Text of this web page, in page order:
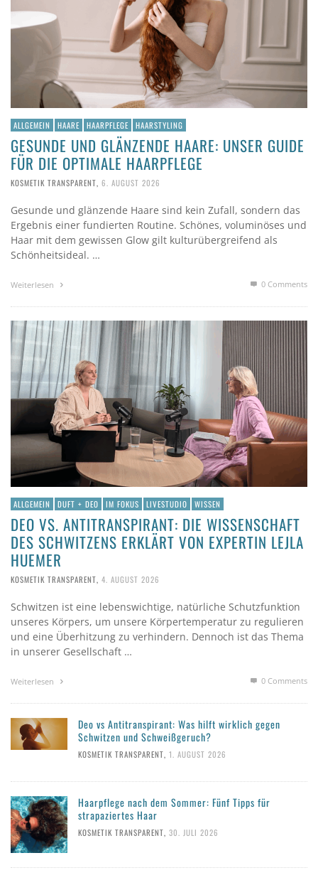
ALLGEMEIN HAARE HAARPFLEGE HAARSTYLING
GESUNDE UND GLÄNZENDE HAARE: UNSER GUIDE
FÜR DIE OPTIMALE HAARPFLEGE
KOSMETIK TRANSPARENT, 6. AUGUST 2026
Gesunde und glänzende Haare sind kein Zufall, sondern das
Ergebnis einer fundierten Routine. Schönes, voluminöses und
Haar mit dem gewissen Glow gilt kulturübergreifend als
Schönheitsideal. …
Weiterlesen 0 Comments
ALLGEMEIN DUFT + DEO IM FOKUS LIVESTUDIO WISSEN
DEO VS. ANTITRANSPIRANT: DIE WISSENSCHAFT
DES SCHWITZENS ERKLÄRT VON EXPERTIN LEJLA
HUEMER
KOSMETIK TRANSPARENT, 4. AUGUST 2026
Schwitzen ist eine lebenswichtige, natürliche Schutzfunktion
unseres Körpers, um unsere Körpertemperatur zu regulieren
und eine Überhitzung zu verhindern. Dennoch ist das Thema
in unserer Gesellschaft …
Weiterlesen 0 Comments
Deo vs Antitranspirant: Was hilft wirklich gegen
Schwitzen und Schweißgeruch?
KOSMETIK TRANSPARENT, 1. AUGUST 2026
Haarpflege nach dem Sommer: Fünf Tipps für
strapaziertes Haar
KOSMETIK TRANSPARENT, 30. JULI 2026